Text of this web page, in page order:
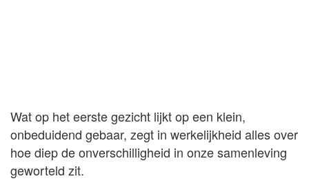
Wat op het eerste gezicht lijkt op een klein,
onbeduidend gebaar, zegt in werkelijkheid alles over
hoe diep de onverschilligheid in onze samenleving
geworteld zit.